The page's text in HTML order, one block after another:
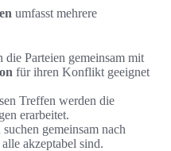
umfasst mehrere
Parteien gemeinsam mit
für ihren Konflikt geeignet
Treffen werden die
erarbeitet.
gemeinsam nach
akzeptabel sind.